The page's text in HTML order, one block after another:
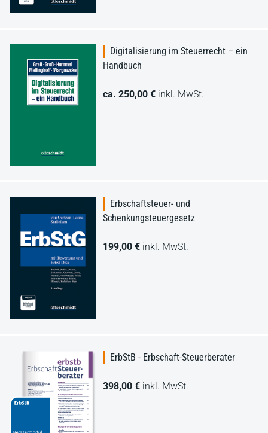
Digitalisierung im Steuerrecht – ein
Handbuch
ca. 250,00 € inkl. MwSt.
Erbschaftsteuer- und
Schenkungsteuergesetz
199,00 € inkl. MwSt.
ErbStB - Erbschaft-Steuerberater
398,00 € inkl. MwSt.